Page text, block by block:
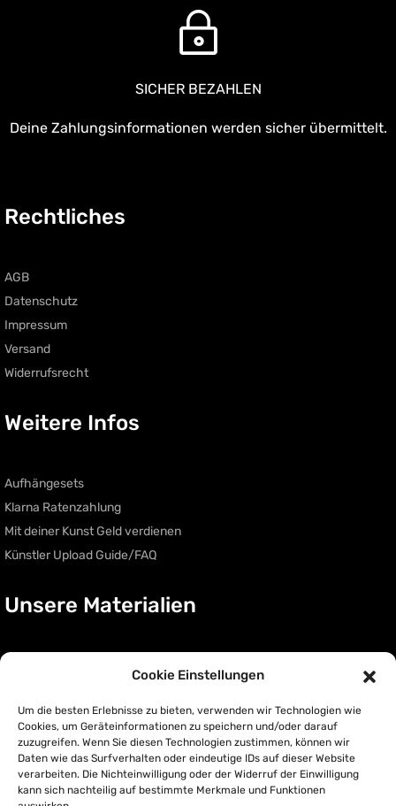
Cookie Einstellungen
Um die besten Erlebnisse zu bieten, verwenden wir Technologien wie
Cookies, um Geräteinformationen zu speichern und/oder darauf
zuzugreifen. Wenn Sie diesen Technologien zustimmen, können wir
Daten wie das Surfverhalten oder eindeutige IDs auf dieser Website
verarbeiten. Die Nichteinwilligung oder der Widerruf der Einwilligung
kann sich nachteilig auf bestimmte Merkmale und Funktionen
SICHER BEZAHLEN
Deine Zahlungsinformationen werden sicher übermittelt.
Rechtliches
AGB
Datenschutz
Impressum
Versand
Widerrufsrecht
Weitere Infos
Aufhängesets
Klarna Ratenzahlung
Mit deiner Kunst Geld verdienen
Künstler Upload Guide/FAQ
Unsere Materialien
Leinwand
Poster